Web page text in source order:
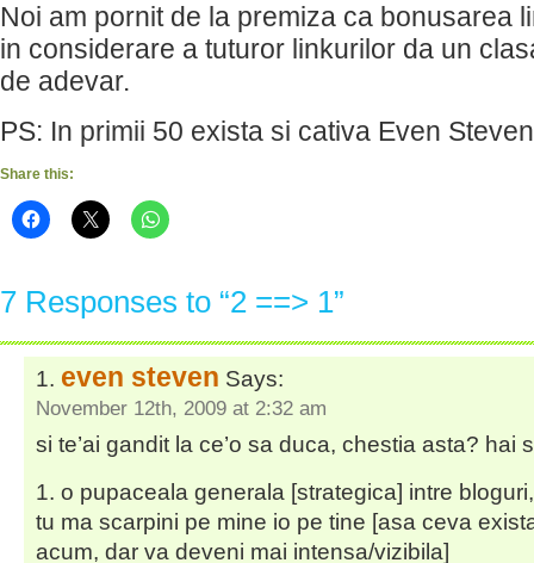
Noi am pornit de la premiza ca bonusarea
in considerare a tuturor linkurilor da un
de adevar.
PS: In primii 50 exista si cativa Even
Share this:
7 Responses to “2 ==> 1”
even steven Says:
November 12th, 2009 at 2:32 am
si te’ai gandit la ce’o sa duca, chestia asta? hai
1. o pupaceala generala [strategica] intre
tu ma scarpini pe mine io pe tine [asa ceva
acum, dar va deveni mai intensa/vizibila]